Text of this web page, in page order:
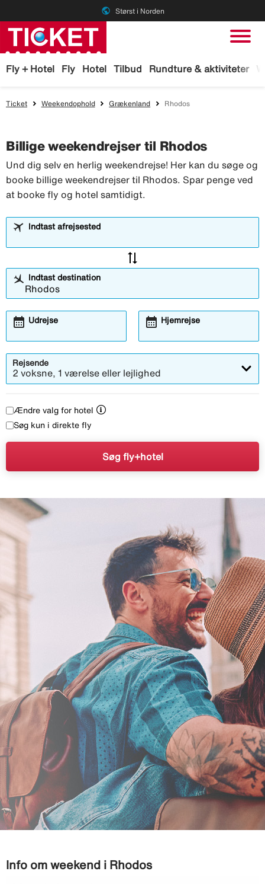
public Størst i Norden
Fly + Hotel Fly Hotel Tilbud Rundture & aktiviteter
Ticket Weekendophold Grækenland Rhodos
Billige weekendrejser til Rhodos
Und dig selv en herlig weekendrejse! Her kan du søge og
booke billige weekendrejser til Rhodos. Spar penge ved
at booke fly og hotel samtidigt.
Indtast afrejsested
sync_alt
Indtast destination
Udrejse
calendar_month Hjemrejse
calendar_month
Rejsende
2 voksne, 1 værelse eller lejlighed
Ændre valg for hotel
Søg kun i direkte fly
Søg fly+hotel
Info om weekend i Rhodos